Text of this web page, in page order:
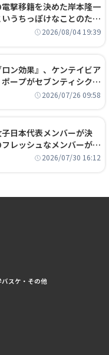
撃移籍を決めた岸本隆一
うちっぽけなことのため
ない」
2026/08/04 19:39
ロン効果』、ケンテイビア
ープがセブンティシクサ
2026/07/26 09:58
子日本代表メンバーが決
レッシュなメンバーが日
狙う
2026/07/30 16:12
スケ・その他